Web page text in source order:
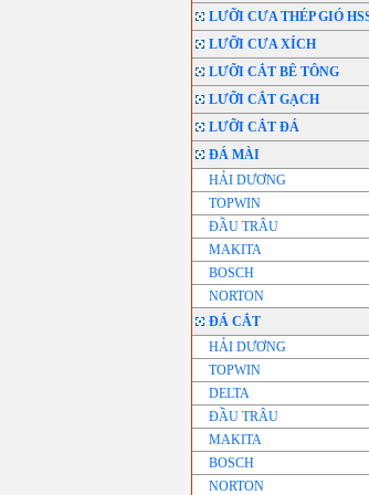
LƯỠI CƯA THÉP GIÓ
LƯỠI CƯA XÍCH
LƯỠI CẮT BÊ TÔNG
LƯỠI CẮT GẠCH
LƯỠI CẮT ĐÁ
ĐÁ MÀI
HẢI DƯƠNG
TOPWIN
ĐẦU TRÂU
MAKITA
BOSCH
NORTON
ĐÁ CẮT
HẢI DƯƠNG
TOPWIN
DELTA
ĐẦU TRÂU
MAKITA
BOSCH
NORTON